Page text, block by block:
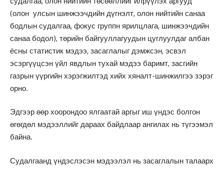
(олон улсын шинжээчдийн дүгнэлт, олон нийтийн санаа
бодлын судалгаа, фокус группн ярилцлага, шинжээчдийн
санаа бодол), төрийн байгууллагуудын цуглуулдаг албан
ёсны статистик мэдээ, засаглалыг дэмжсэн, эсвэл
эсэргүүцсэн үйл явдлын тухай мэдээ баримт, засгийн
газрын үүргийн хэрэгжилтэд хийх хяналт-шинжилгээ зэрэг
орно.
Эдгээр өөр хоорондоо ялгаатай аргыг иш үндэс болгон
өгөгдөл мэдээллийг дараах байдлаар ангилах нь түгээмэл
байна.
Судалгаанд үндэслэсэн мэдээлэл нь засаглалын талаарх